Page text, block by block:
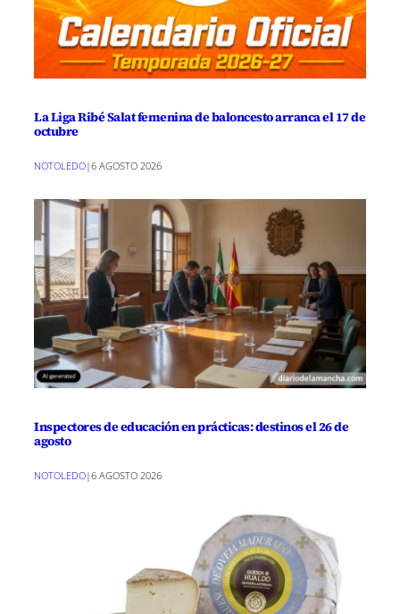
La Liga Ribé Salat femenina de baloncesto arranca el 17 de
octubre
NOTOLEDO|6 AGOSTO 2026
Inspectores de educación en prácticas: destinos el 26 de
agosto
NOTOLEDO|6 AGOSTO 2026